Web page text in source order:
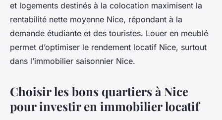
et logements destinés à la colocation maximisent la
rentabilité nette moyenne Nice, répondant à la
demande étudiante et des touristes. Louer en meublé
permet d’optimiser le rendement locatif Nice, surtout
dans l’immobilier saisonnier Nice.
Choisir les bons quartiers à Nice
pour investir en immobilier locatif